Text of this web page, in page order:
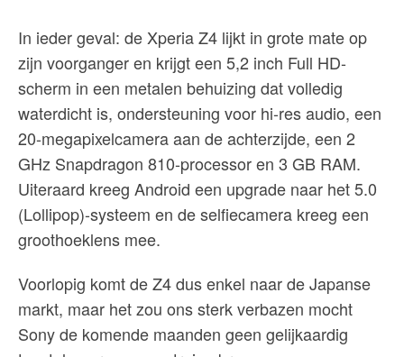
In ieder geval: de Xperia Z4 lijkt in grote mate op
zijn voorganger en krijgt een 5,2 inch Full HD-
scherm in een metalen behuizing dat volledig
waterdicht is, ondersteuning voor hi-res audio, een
20-megapixelcamera aan de achterzijde, een 2
GHz Snapdragon 810-processor en 3 GB RAM.
Uiteraard kreeg Android een upgrade naar het 5.0
(Lollipop)-systeem en de selfiecamera kreeg een
groothoeklens mee.
Voorlopig komt de Z4 dus enkel naar de Japanse
markt, maar het zou ons sterk verbazen mocht
Sony de komende maanden geen gelijkaardig